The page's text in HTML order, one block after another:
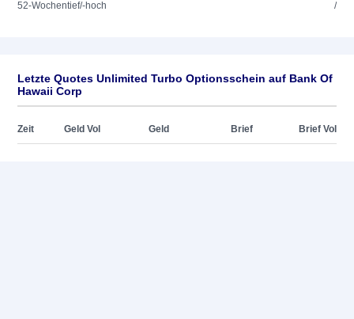
52-Wochentief/-hoch /
Letzte Quotes Unlimited Turbo Optionsschein auf Bank Of
Hawaii Corp
Zeit Geld Vol Geld Brief Brief Vol